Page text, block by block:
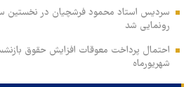
سردیس استاد محمود فرشچیان در نخستین
رونمایی شد
شهریورماه